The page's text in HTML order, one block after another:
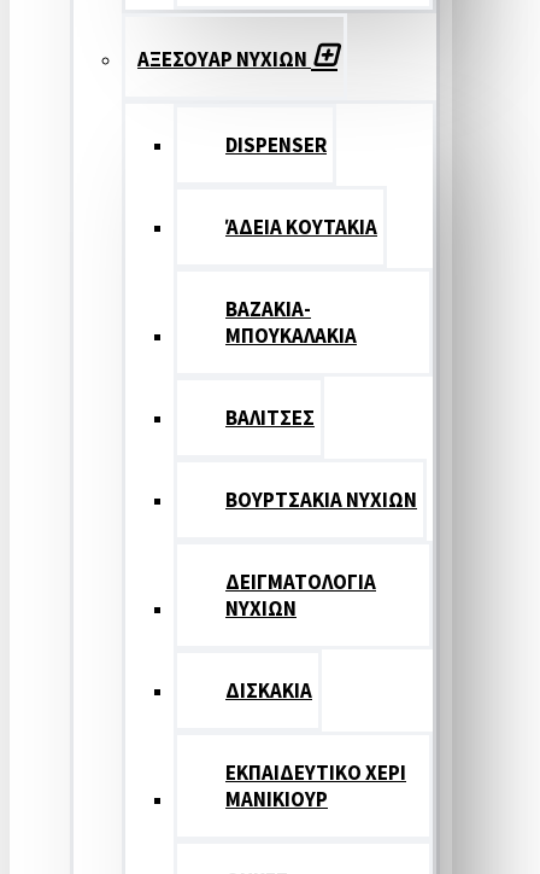
ΑΞΕΣΟΥΑΡ ΝΥΧΙΩΝ
DISPENSER
ΆΔΕΙΑ ΚΟΥΤΑΚΙΑ
ΒΑΖΑΚΙΑ-
ΜΠΟΥΚΑΛΑΚΙΑ
ΒΑΛΙΤΣΕΣ
ΒΟΥΡΤΣΑΚΙΑ ΝΥΧΙΩΝ
ΔΕΙΓΜΑΤΟΛΟΓΙΑ
ΝΥΧΙΩΝ
ΔΙΣΚΑΚΙΑ
ΕΚΠΑΙΔΕΥΤΙΚΟ ΧΕΡΙ
ΜΑΝΙΚΙΟΥΡ